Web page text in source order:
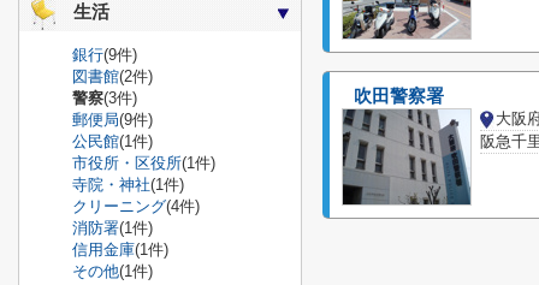
吹田警察署
大阪
阪急千
生活
銀行(9件)
図書館(2件)
警察(3件)
郵便局(9件)
公民館(1件)
市役所・区役所(1件)
寺院・神社(1件)
クリーニング(4件)
消防署(1件)
信用金庫(1件)
その他(1件)